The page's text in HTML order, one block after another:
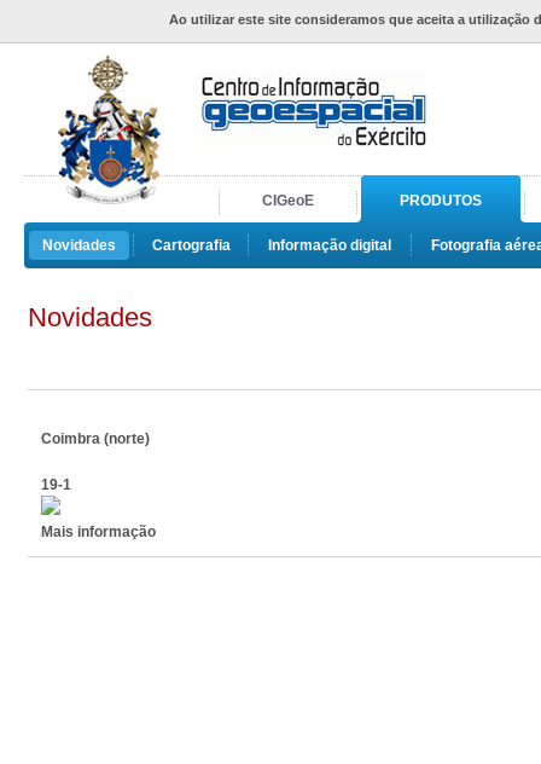
Ao utilizar este site consideramos que aceita a utilização
CIGeoE PRODUTOS
Novidades Cartografia Informação digital Fotografia
Novidades
Coimbra (norte)
19-1
Mais informação